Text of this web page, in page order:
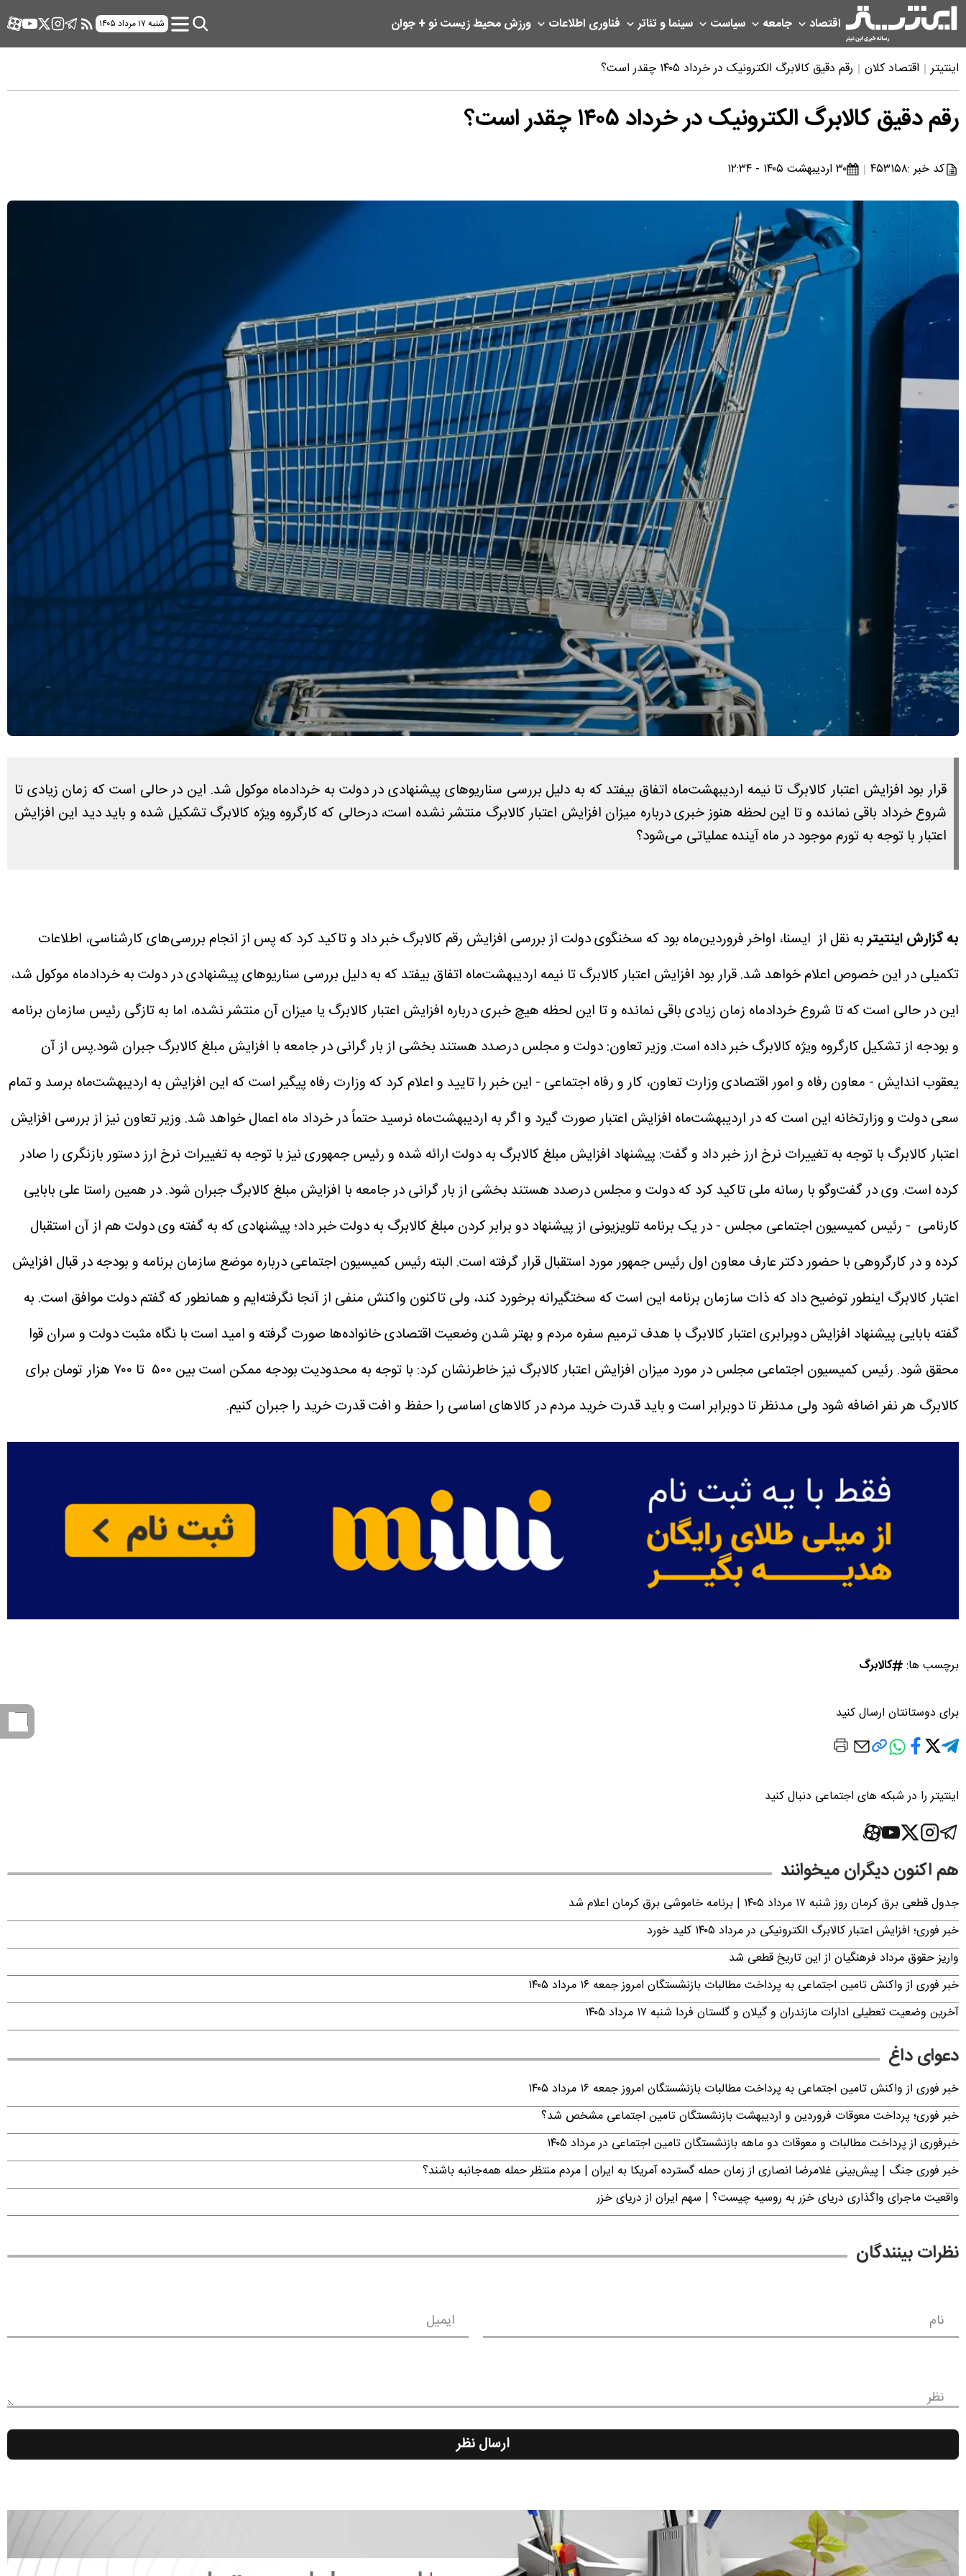
اقتصاد جامعه سیاست سینما و تئاتر فناوری اطلاعات ورزشمحیط زیستنو + جوان شنبه ۱۷ مرداد ۱۴۰۵
اینتیتر اقتصاد کلان رقم دقیق کالابرگ الکترونیک در خرداد ۱۴۰۵ چقدر است؟
رقم دقیق کالابرگ الکترونیک در خرداد ۱۴۰۵ چقدر است؟
کد خبر :۴۵۳۱۵۸ ۳۰ اردیبهشت ۱۴۰۵ - ۱۲:۳۴
قرار بود افزایش اعتبار کالابرگ تا نیمه اردیبهشت‌ماه اتفاق بیفتد که به دلیل بررسی سناریوهای پیشنهادی در دولت به خردادماه موکول شد. این در حالی است که زمان زیادی تا
شروع خرداد باقی نمانده و تا این لحظه هنوز خبری درباره میزان افزایش اعتبار کالابرگ منتشر نشده است، درحالی که کارگروه ویژه کالابرگ تشکیل شده و باید دید این افزایش
اعتبار با توجه به تورم موجود در ماه آینده عملیاتی می‌شود؟
به گزارش اینتیتربه نقل از ایسنا، اواخر فروردین‌ماه بود که سخنگوی دولت از بررسی افزایش رقم کالابرگ خبر داد و تاکید کرد که پس از انجام بررسی‌های کارشناسی، اطلاعات
تکمیلی در این خصوص اعلام خواهد شد.قرار بود افزایش اعتبار کالابرگ تا نیمه اردیبهشت‌ماه اتفاق بیفتد که به دلیل بررسی سناریوهای پیشنهادی در دولت به خردادماه موکول شد،
این در حالی است که تا شروع خردادماه زمان زیادی باقی نمانده و تا این لحظه هیچ خبری درباره افزایش اعتبار کالابرگ یا میزان آن منتشر نشده، اما به تازگی رئیس سازمان برنامه
و بودجه از تشکیل کارگروه ویژه کالابرگ خبر داده است. وزیر تعاون: دولت و مجلس درصدد هستند بخشی از بار گرانی در جامعه با افزایش مبلغ کالابرگ جبران شود.پس از آن
یعقوب اندایش - معاون رفاه و امور اقتصادی وزارت تعاون، کار و رفاه اجتماعی - این خبر را تایید و اعلام کرد که وزارت رفاه پیگیر است که این افزایش به اردیبهشت‌ماه برسد و تمام
سعی دولت و وزارتخانه این است که در اردیبهشت‌ماه افزایش اعتبار صورت گیرد و اگر به اردیبهشت‌ماه نرسید حتماً در خرداد ماه اعمال خواهد شد. وزیر تعاون نیز از بررسی افزایش
اعتبار کالابرگ با توجه به تغییرات نرخ ارز خبر داد و گفت: پیشنهاد افزایش مبلغ کالابرگ به دولت ارائه شده و رئیس جمهوری نیز با توجه به تغییرات نرخ ارز دستور بازنگری را صادر
کرده است. وی در گفت‌وگو با رسانه ملی تاکید کرد که دولت و مجلس درصدد هستند بخشی از بار گرانی در جامعه با افزایش مبلغ کالابرگ جبران شود.در همین راستا علی بابایی
کارنامی - رئیس کمیسیون اجتماعی مجلس - در یک برنامه تلویزیونی از پیشنهاد دو برابر کردن مبلغ کالابرگ به دولت خبر داد؛ پیشنهادی که به گفته وی دولت هم از آن استقبال
کرده و در کارگروهی با حضور دکتر عارف معاون اول رئیس جمهور مورد استقبال قرار گرفته است. البته رئیس کمیسیون اجتماعی درباره موضع سازمان برنامه و بودجه در قبال افزایش
اعتبار کالابرگ اینطور توضیح داد که ذات سازمان برنامه این است که سختگیرانه برخورد کند، ولی تاکنون واکنش منفی از آنجا نگرفته‌ایم و همانطور که گفتم دولت موافق است. به
گفته بابایی پیشنهاد افزایش دوبرابری اعتبار کالابرگ با هدف ترمیم سفره مردم و بهتر شدن وضعیت اقتصادی خانواده‌ها صورت گرفته و امید است با نگاه مثبت دولت و سران قوا
محقق شود.
رئیس کمیسیون اجتماعی مجلس در مورد میزان افزایش اعتبار کالابرگ نیز خاطرنشان کرد: با توجه به محدودیت بودجه ممکن است بین ۵۰۰ تا ۷۰۰ هزار تومان برای
کالابرگ هر نفر اضافه شود ولی مدنظر تا دوبرابر است و باید قدرت خرید مردم در کالاهای اساسی را حفظ و افت قدرت خرید را جبران کنیم.
برچسب ها: کالابرگ
برای دوستانتان ارسال کنید
اینتیتر را در شبکه های اجتماعی دنبال کنید
هم اکنون دیگران میخوانند
جدول قطعی برق کرمان روز شنبه ۱۷ مرداد ۱۴۰۵ | برنامه خاموشی برق کرمان اعلام شد
خبر فوری؛ افزایش اعتبار کالابرگ الکترونیکی در مرداد ۱۴۰۵ کلید خورد
واریز حقوق مرداد فرهنگیان از این تاریخ قطعی شد
خبر فوری از واکنش تامین اجتماعی به پرداخت مطالبات بازنشستگان امروز جمعه ۱۶ مرداد ۱۴۰۵
آخرین وضعیت تعطیلی ادارات مازندران و گیلان و گلستان فردا شنبه ۱۷ مرداد ۱۴۰۵
دعوای داغ
خبر فوری از واکنش تامین اجتماعی به پرداخت مطالبات بازنشستگان امروز جمعه ۱۶ مرداد ۱۴۰۵
خبر فوری؛ پرداخت معوقات فروردین و اردیبهشت بازنشستگان تامین اجتماعی مشخص شد؟
خبرفوری از پرداخت مطالبات و معوقات دو ماهه بازنشستگان تامین اجتماعی در مرداد ۱۴۰۵
خبر فوری جنگ | پیش‌بینی غلامرضا انصاری از زمان حمله گسترده آمریکا به ایران | مردم منتظر حمله همه‌جانبه باشند؟
واقعیت ماجرای واگذاری دریای خزر به روسیه چیست؟ | سهم ایران از دریای خزر
نظرات بینندگان
نام ایمیل
نظر
ارسال نظر